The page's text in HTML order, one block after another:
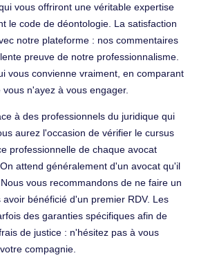
vous offriront une véritable expertise
le code de déontologie. La satisfaction
notre plateforme : nos commentaires
preuve de notre professionnalisme.
vous convienne vraiment, en comparant
n'ayez à vous engager.
à des professionnels du juridique qui
aurez l'occasion de vérifier le cursus
professionnelle de chaque avocat
attend généralement d'un avocat qu'il
vous recommandons de ne faire un
bénéficié d'un premier RDV. Les
des garanties spécifiques afin de
de justice : n'hésitez pas à vous
compagnie.